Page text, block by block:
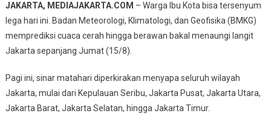
Cerah
Seharian,
Suhu
Kisaran
22-
31
JAKARTA, MEDIAJAKARTA.COM – Warga Ibu Kota bisa tersenyum
lega hari ini. Badan Meteorologi, Klimatologi, dan Geofisika (BMKG)
memprediksi cuaca cerah hingga berawan bakal menaungi langit
Jakarta sepanjang Jumat (15/8).
Pagi ini, sinar matahari diperkirakan menyapa seluruh wilayah
Jakarta, mulai dari Kepulauan Seribu, Jakarta Pusat, Jakarta Utara,
Jakarta Barat, Jakarta Selatan, hingga Jakarta Timur.